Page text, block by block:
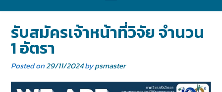
รับสมัครเจ้าหน้าที่วิจัย จำนวน
1 อัตรา
Posted on29/11/2024bypsmaster